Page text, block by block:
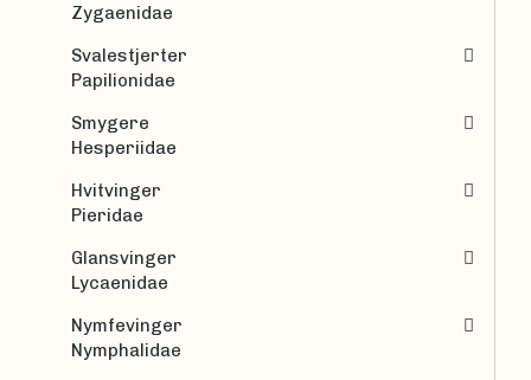
Zygaenidae
Svalestjerter
Papilionidae
Smygere
Hesperiidae
Hvitvinger
Pieridae
Glansvinger
Lycaenidae
Nymfevinger
Nymphalidae